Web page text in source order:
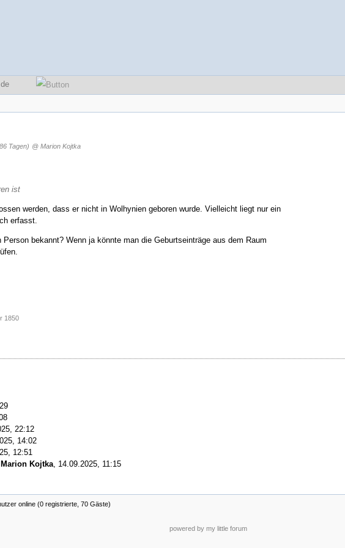
Tagen) @ Marion Kojtka
ist
werden, dass er nicht in Wolhynien geboren wurde. Vielleicht liegt nur ein
erfasst.
bekannt? Wenn ja könnte man die Geburtseinträge aus dem Raum
1850
22:12
14:02
12:51
Marion Kojtka, 14.09.2025, 11:15
online (0 registrierte, 70 Gäste)
powered by my little forum